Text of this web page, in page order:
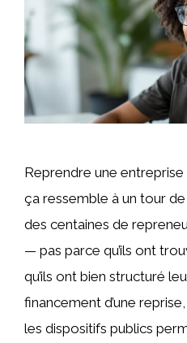
Reprendre une entreprise
ça ressemble à un tour
des centaines de
— pas parce qu’ils ont
qu’ils ont bien structuré
financement d’une
les dispositifs publics